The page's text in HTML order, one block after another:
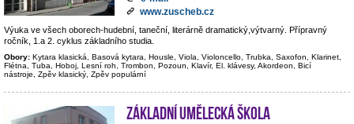
www.zuscheb.cz
Výuka ve všech oborech-hudební, taneční, literárně dramatický,výtvarný. Přípravný
ročník, 1.a 2. cyklus základního studia.
Obory: Kytara klasická, Basová kytara, Housle, Viola, Violoncello, Trubka, Saxofon, Klarinet,
Flétna, Tuba, Hoboj, Lesní roh, Trombon, Pozoun, Klavír, El. klávesy, Akordeon, Bicí
nástroje, Zpěv klasický, Zpěv populární
Základní umělecká škola